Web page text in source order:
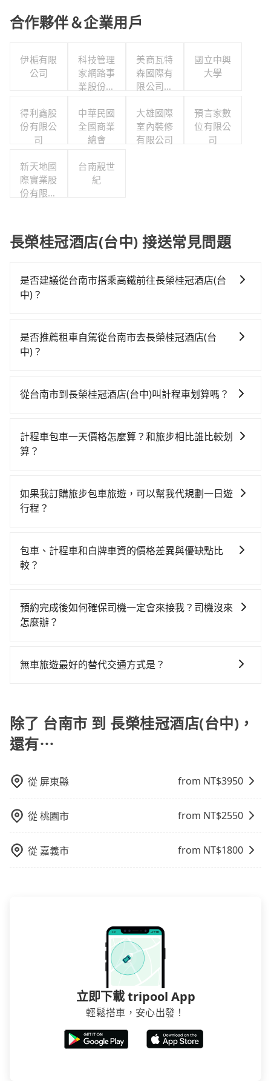
合作夥伴＆企業用戶
伊梔有限
公司
科技管理
家網路事
業股份有
美商瓦特
森國際有
限公司台
國立中興
大學
得利鑫股
份有限公
司
中華民國
全國商業
總會
大雄國際
室內裝修
有限公司
預言家數
位有限公
司
新天地國
際實業股
份有限公
台南靚世
紀
長榮桂冠酒店(台中) 接送常見問題
是否建議從台南市搭乘高鐵前往長榮桂冠酒店(台
中)？
坐舒適、較貴、費時，且難叫計程車前往高鐵站！從最
早06:03一直到23:08，台南-台中一天最多有76班次高鐵
站後，步行進站、現場購票並於月台排隊的時間約15分
待車站前排班的計程車，搭上小黃後約花20分鐘、車費
300元後，抵達長榮桂冠酒店(台中) (台中市西屯區) 的目
法執照的計程車僅有4,100多輛，計程車的密度為雙北的
4.6%，換句話說，臨時要叫小黃的難度是雙北大城市的
路。但如果全程使用tripool並到府專車接送，則每人平
均花費約710元，費時1小時51分鐘。選擇搭乘高鐵而不
tripool！如果你是三人以下要乘車，也可參考tripool的
拼車共乘服務，最多可再節省50%的交通費用。
是否推薦租車自駕從台南市去長榮桂冠酒店(台
中)？
時不需要閉目養神（因為要自己開車），最重要的是你
$115~205承租小轎車，每公里再額外加收$3.2，從台南
市（北區）到長榮桂冠酒店(台中)的花費預估為
時40元路邊停車費用預估進去，但額外的汽車保險與可
能的罰單都需自付。再者，和運的iRent只提供最基本的
或九人座可供選擇，而且無人租車最令人詬病的就是車
況，打開車門才發現仍有上一組乘客遺留的垃圾或者撞
用戶卻遲遲尚未歸還，又或者要還車時卻偏偏找不到停
車位，對於急著用車或者要載其他乘客的人來說就有不
上下車地點仍有段距離，在遇到下雨天或者載行李時，
從台南市到長榮桂冠酒店(台中)叫計程車划算嗎？
灣大車隊、Uber、Line Taxi、Yoxi等，如果在路邊攔不
到車，也可考慮打電話至附近的計程車隊，如帝一無
如改預約tripool可省高達$800。但如果你無法提前預
約，或偏好臨時叫車，那要注意台南市僅有合法計程車
市有些計程車司機不按錶計費，約有17%會採現場議
價，建議最好先上網預約，以免當場被坑受騙。綜合以
計程車包車一天價格怎麼算？和旅步相比誰比較划
算？
格通常是根據時間或距離來計算，而且在不同城市和地
區，價格可能有所不同。另外，計程車包車價格也可能
下，旅步的包車服務價格相對更為透明和具體，一般是
按照包車時間和里程、車型來計費，價格在網站上公開
如果我訂購旅步包車旅遊，可以幫我代規劃一日遊
行程？
時還沒有規劃行程的服務。
包車、計程車和白牌車資的價格差異與優缺點比
較？
包車：優點是搭乘舒適可以根據自己的需求安排時間和
地點上車較客製化。此外，司機還會提供各種旅遊建議
通塞車時亦會加收延遲費用，一般屬短程接駁為主。 -
預約完成後如何確保司機一定會來接我？司機沒來
怎麼辦？
派車。在出發前一天晚上八點時，會透過電子郵件與簡
位置。但如果遇到車輛故障或者前一趟車嚴重耽誤，
tripool會盡快改派以減少乘客等待的時間。
無車旅遊最好的替代交通方式是？
公車、捷運、客運等，或者考慮租車。如果您想要更便
利的出行方式，您也可以選擇使用像是旅步提供的包車
服務，由專人到府接送，讓您更加輕鬆自在。
除了 台南市 到 長榮桂冠酒店(台中)，
還有⋯
從 屏東縣 from NT$3950
從桃園市 from NT$2550
從 嘉義市 from NT$1800
立即下載 tripool App
輕鬆搭車，安心出發！